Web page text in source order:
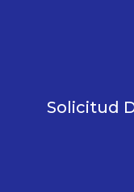
Solicitud